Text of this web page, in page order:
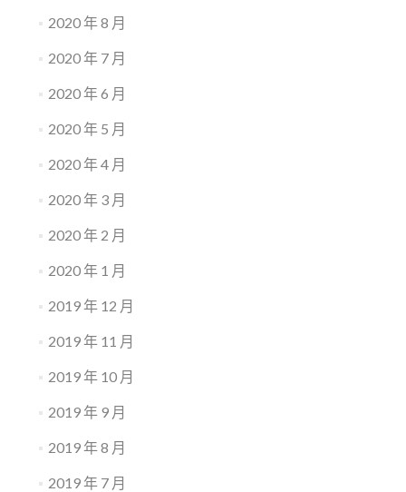
2020 年 8 月
2020 年 7 月
2020 年 6 月
2020 年 5 月
2020 年 4 月
2020 年 3 月
2020 年 2 月
2020 年 1 月
2019 年 12 月
2019 年 11 月
2019 年 10 月
2019 年 9 月
2019 年 8 月
2019 年 7 月